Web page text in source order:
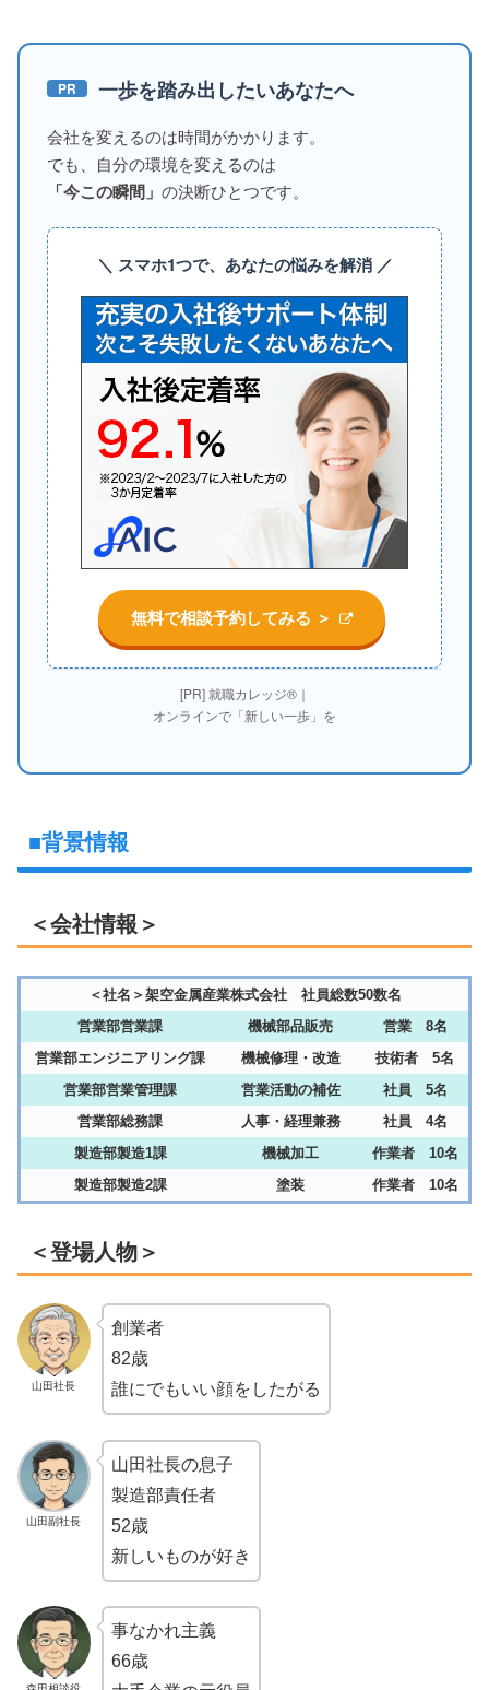
PR 一歩を踏み出したいあなたへ
会社を変えるのは時間がかかります。
でも、自分の環境を変えるのは
「今この瞬間」 の決断ひとつです。
＼ スマホ1つで、あなたの悩みを解消 ／
無料で相談予約してみる ＞
[PR] 就職カレッジ®｜
オンラインで「新しい一歩」を
■背景情報
＜会社情報＞
＜社名＞架空金属産業株式会社 社員総数50数名
営業部営業課
機械部品販売
営業 8名
営業部エンジニアリング課
機械修理・改造
技術者 5名
営業部営業管理課
営業活動の補佐
社員 5名
営業部総務課
人事・経理兼務
社員 4名
製造部製造1課
機械加工
作業者 10名
製造部製造2課
塗装 作業者 10名
＜登場人物＞
山田社長
創業者
82歳
誰にでもいい顔をしたがる
山田副社長
山田社長の息子
製造部責任者
52歳
新しいものが好き
事なかれ主義
66歳